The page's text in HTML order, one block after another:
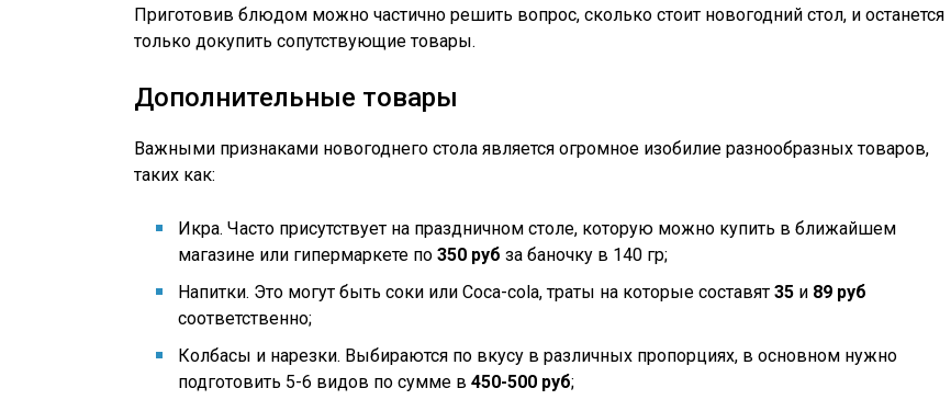
Приготовив блюдом можно частично решить вопрос, сколько стоит новогодний стол, и останется
только докупить сопутствующие товары.
Дополнительные товары
Важными признаками новогоднего стола является огромное изобилие разнообразных товаров,
таких как:
Икра. Часто присутствует на праздничном столе, которую можно купить в ближайшем
магазине или гипермаркете по 350 руб за баночку в 140 гр;
Напитки. Это могут быть соки или Coca-cola, траты на которые составят 35 и 89 руб
соответственно;
Колбасы и нарезки. Выбираются по вкусу в различных пропорциях, в основном нужно
подготовить 5-6 видов по сумме в 450-500 руб;